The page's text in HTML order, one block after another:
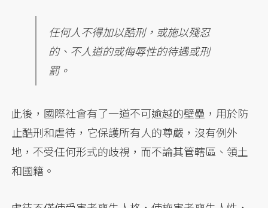
任何人不得加以酷刑，或施以殘忍
的、不人道的或侮辱性的待遇或刑
罰。
此後，國際社會有了一道不可逾越的壁壘，用於防
止酷刑和虐待，它保護所有人的尊嚴，沒有例外
地，不受任何形式的歧視，而不論其管轄區、領土
和國籍。